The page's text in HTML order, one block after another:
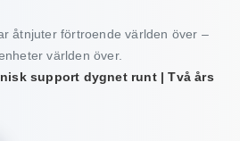
åtnjuter förtroende världen över –
världen över.
support dygnet runt | Två års